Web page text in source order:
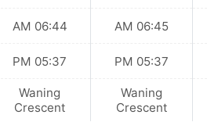
06:45 AM
05:37 PM
Waning
Crescent
06:44 AM
05:37 PM
Waning
Crescent